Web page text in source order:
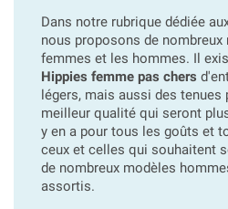
Dans notre rubrique dédiée
nous proposons de
femmes et les hommes. Il
Hippies femme pas chers
légers, mais aussi des
meilleur qualité qui seront
y en a pour tous les goûts et
ceux et celles qui souhaitent
de nombreux modèles
assortis.